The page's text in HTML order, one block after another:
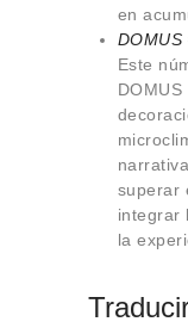
en
DOMUS
Este
superar
integrar
la